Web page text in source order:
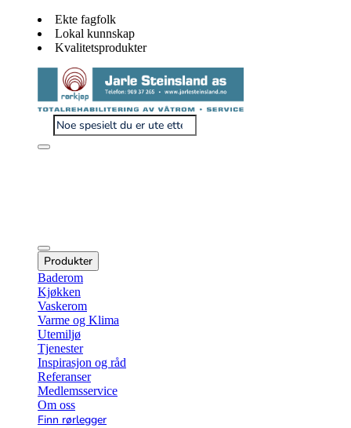
Ekte fagfolk
Lokal kunnskap
Kvalitetsprodukter
Produkter
Baderom
Kjøkken
Vaskerom
Varme og Klima
Utemiljø
Tjenester
Inspirasjon og råd
Referanser
Medlemsservice
Om oss
Finn rørlegger